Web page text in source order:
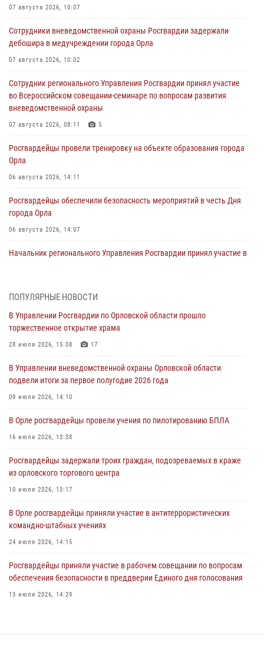
07 августа 2026, 10:07
Сотрудники вневедомственной охраны Росгвардии задержали
дебошира в медучреждении города Орла
07 августа 2026, 10:02
Сотрудник регионального Управления Росгвардии принял участие
во Всероссийском совещании-семинаре по вопросам развития
вневедомственной охраны
07 августа 2026, 08:11 5
Росгвардейцы провели тренировку на объекте образования города
Орла
06 августа 2026, 14:11
Росгвардейцы обеспечили безопасность мероприятий в честь Дня
города Орла
06 августа 2026, 14:07
Начальник регионального Управления Росгвардии принял участие в
первое полугодие
05 августа 2026, 13:12
совершении противоправных действий
04 августа 2026, 14:21
04 августа 2026, 14:06
предоставлении госуслуг
03 августа 2026, 14:30
ПОПУЛЯРНЫЕ НОВОСТИ
В Управлении Росгвардии по Орловской области прошло
торжественное открытие храма
28 июля 2026, 15:08 17
В Управлении вневедомственной охраны Орловской области
подвели итоги за первое полугодие 2026 года
09 июля 2026, 14:10
В Орле росгвардейцы провели учения по пилотированию БПЛА
16 июля 2026, 13:38
Росгвардейцы задержали троих граждан, подозреваемых в краже
из орловского торгового центра
10 июля 2026, 13:17
В Орле росгвардейцы приняли участие в антитеррористических
командно-штабных учениях
24 июля 2026, 14:15
Росгвардейцы приняли участие в рабочем совещании по вопросам
обеспечения безопасности в преддверии Единого дня голосования
13 июля 2026, 14:29
16 июля 2026, 13:34